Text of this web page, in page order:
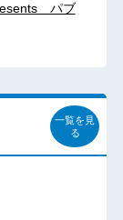
パブ
一覧を見
る